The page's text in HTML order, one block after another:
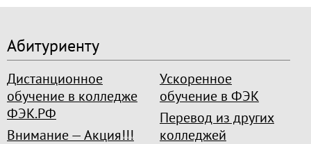
Абитуриенту
Дистанционное
обучение в колледже
ФЭК.РФ
Внимание — Акция!!!
Ускоренное
обучение в ФЭК
Перевод из других
колледжей